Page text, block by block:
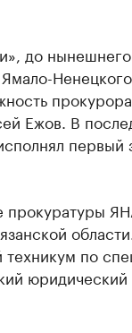
до
Ежов. В
первый
прокуратуры
по
юридический